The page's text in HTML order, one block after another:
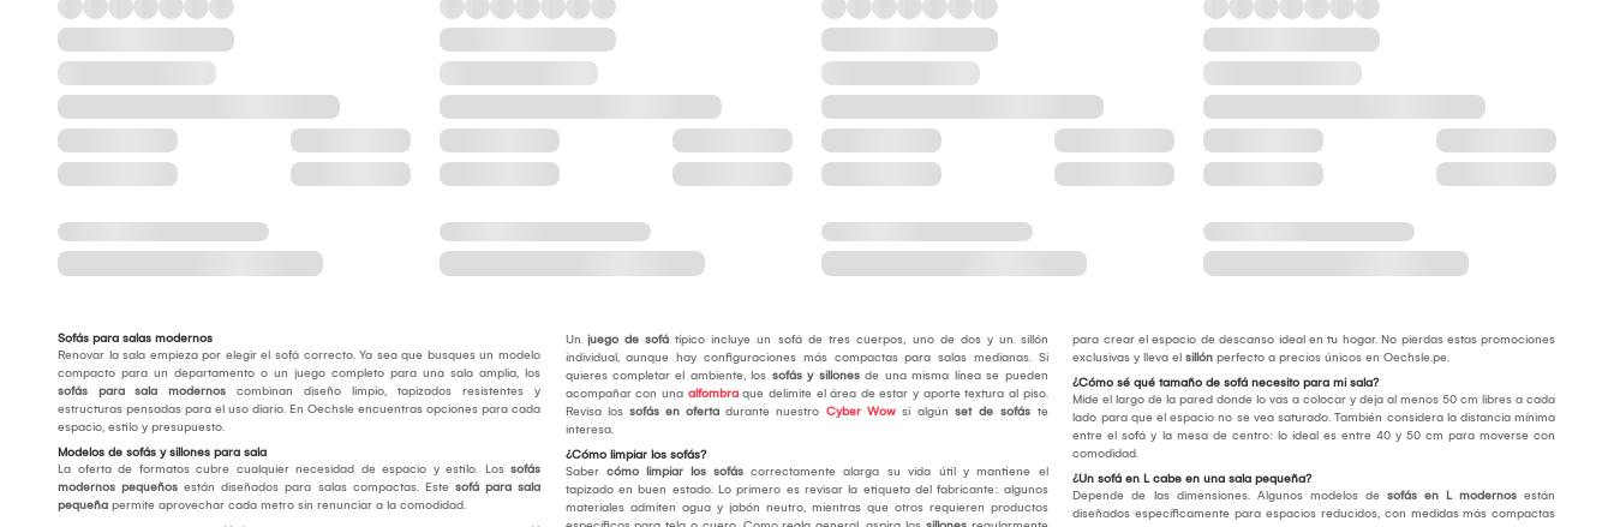
Sofás para salas modernos
Renovar la sala empieza por elegir el sofá correcto. Ya sea que busques un modelo
compacto para un departamento o un juego completo para una sala amplia, los
sofás para sala modernos combinan diseño limpio, tapizados resistentes y
estructuras pensadas para el uso diario. En Oechsle encuentras opciones para cada
espacio, estilo y presupuesto.
Modelos de sofás y sillones para sala
La oferta de formatos cubre cualquier necesidad de espacio y estilo. Los sofás
modernos pequeños están diseñados para salas compactas. Este sofá para sala
pequeña permite aprovechar cada metro sin renunciar a la comodidad.
Un juego de sofátípico incluye un sofá de tres cuerpos, uno de dos y un sillón
individual, aunque hay configuraciones más compactas para salas medianas. Si
quieres completar el ambiente, los sofás y sillonesde una misma línea se pueden
acompañar con una alfombraque delimite el área de estar y aporte textura al piso.
Revisa los sofás en ofertadurante nuestro Cyber Wowsi algún set de sofáste
interesa.
¿Cómo limpiar los sofás?
Saber cómo limpiar los sofáscorrectamente alarga su vida útil y mantiene el
tapizado en buen estado. Lo primero es revisar la etiqueta del fabricante: algunos
materiales admiten agua y jabón neutro, mientras que otros requieren productos
para crear el espacio de descanso ideal en tu hogar. No pierdas estas promociones
exclusivas y lleva elsillón perfecto a precios únicos en Oechsle.pe.
¿Cómo sé qué tamaño de sofá necesito para mi sala?
Mide el largo de la pared donde lo vas a colocar y deja al menos 50 cm libres a cada
lado para que el espacio no se vea saturado. También considera la distancia mínima
entre el sofá y la mesa de centro: lo ideal es entre 40 y 50 cm para moverse con
comodidad.
¿Un sofá en L cabe en una sala pequeña?
Depende de las dimensiones. Algunos modelos desofás en L modernos están
diseñados específicamente para espacios reducidos, con medidas más compactas